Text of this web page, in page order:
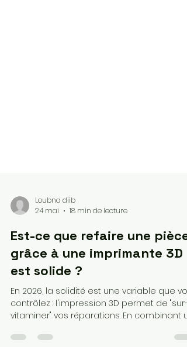
Loubna diib
24 mai
18 min de lecture
Est-ce que refaire une pièce
grâce à une imprimante 3D
est solide ?
contrôlez : l'impression 3D permet de "sur-